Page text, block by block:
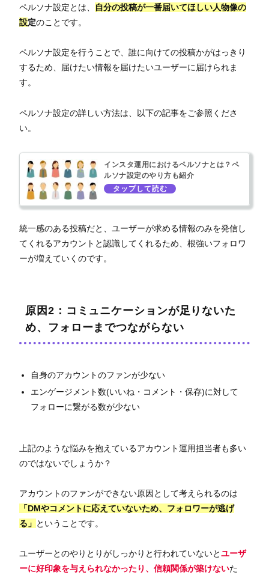
ペルソナ設定とは、
自分の投稿が一番届いてほしい人物像の
設定のことです。
ペルソナ設定を行うことで、誰に向けての投稿かがはっきり
するため、届けたい情報を届けたいユーザーに届けられま
す。
ペルソナ設定の詳しい方法は、以下の記事をご参照くださ
い。
インスタ運用におけるペルソナとは？ペ
ルソナ設定のやり方も紹介
統一感のある投稿だと、ユーザーが求める情報のみを発信し
てくれるアカウントと認識してくれるため、根強いフォロワ
ーが増えていくのです。
原因2：コミュニケーションが足りないた
め、フォローまでつながらない
自身のアカウントのファンが少ない
エンゲージメント数(いいね・コメント・保存)に対して
フォローに繋がる数が少ない
上記のような悩みを抱えているアカウント運用担当者も多い
のではないでしょうか？
アカウントのファンができない原因として考えられるのは
「DMやコメントに応えていないため、フォロワーが逃げ
る」 ということです。
ユーザーとのやりとりがしっかりと行われていないとユーザ
ーに好印象を与えられなかったり、信頼関係が築けないた